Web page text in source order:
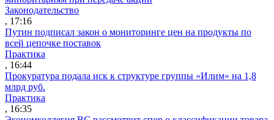
Законодательство
, 17:16
Путин подписал закон о мониторинге цен на продукты по
всей цепочке поставок
Практика
, 16:44
Прокуратура подала иск к структуре группы «Илим» на 1,8
млрд руб.
Практика
, 16:35